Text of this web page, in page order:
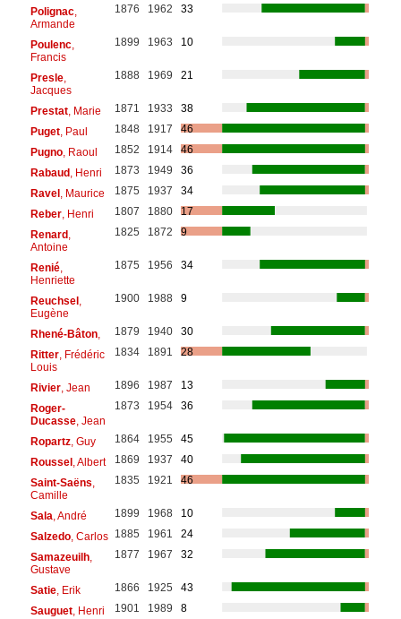
Polignac,
Armande
1876 1962 33
Poulenc,
Francis
1899 1963 10
Presle,
Jacques
1888 1969 21
Prestat, Marie 1871 1933
38
Puget, Paul 1848 1917
46
Pugno, Raoul 1852 1914
46
Rabaud , Henri 1873 1949
36
Ravel , Maurice 1875 1937
34
Reber, Henri 1807 1880
17
Renard ,
Antoine
1825 1872 9
Renié,
Henriette
1875 1956 34
Reuchsel ,
Eugène
1900 1988 9
Rhené-Bâton, 1879 1940
30
Ritter, Frédéric
Louis
1834 1891 28
Rivier, Jean 1896 1987
13
Roger-
Ducasse, Jean
1873 1954 36
Ropartz, Guy 1864 1955
45
Roussel , Albert 1869 1937
40
Saint-Saëns,
Camille
1835 1921 46
Sala, André 1899 1968
10
Salzedo, Carlos 1885 1961
24
Samazeuilh,
Gustave
1877 1967 32
Satie, Erik 1866 1925
43
Sauguet, Henri 1901 1989
8